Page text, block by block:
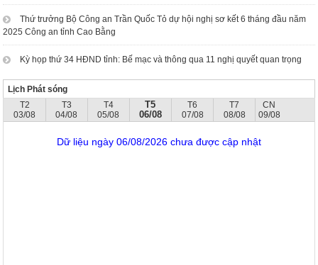
Thứ trưởng Bộ Công an Trần Quốc Tỏ dự hội nghị sơ kết 6 tháng đầu năm
2025 Công an tỉnh Cao Bằng
Kỳ họp thứ 34 HĐND tỉnh: Bế mạc và thông qua 11 nghị quyết quan trọng
Lịch Phát sóng
T2
03/08
T3
04/08
T4
05/08
T5
06/08
T6
07/08
T7
08/08
CN
09/08
Dữ liệu ngày 06/08/2026 chưa được cập nhật